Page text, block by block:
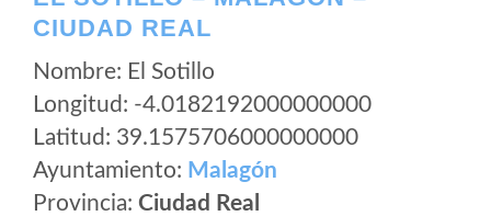
CIUDAD REAL
Nombre: El Sotillo
Longitud: -4.0182192000000000
Latitud: 39.1575706000000000
Ayuntamiento: Malagón
Provincia: Ciudad Real